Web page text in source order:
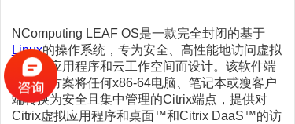
NComputing LEAF OS是一款完全封闭的基于
Linux的操作系统，专为安全、高性能地访问虚拟
桌面、应用程序和云工作空间而设计。该软件端
点解决方案将任何x86-64电脑、笔记本或瘦客户
端转换为安全且集中管理的Citrix端点，提供对
Citrix虚拟应用程序和桌面™和Citrix DaaS™的访